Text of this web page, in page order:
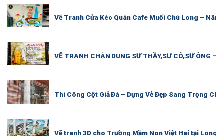
Vẽ Tranh Cửa Kéo Quán Cafe Muối Chú Long –
VẼ TRANH CHÂN DUNG SƯ THẦY,SƯ CÔ,SƯ ÔNG –
Thi Công Cột Giả Đá – Dựng Vẻ Đẹp Sang Trọng
Vẽ tranh 3D cho Trường Mầm Non Việt Haỉ tại Long